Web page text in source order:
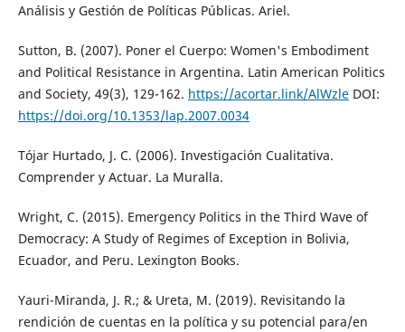
Análisis y Gestión de Políticas Públicas. Ariel.
Sutton, B. (2007). Poner el Cuerpo: Women's Embodiment
and Political Resistance in Argentina. Latin American Politics
and Society, 49(3), 129-162. https://acortar.link/AlWzleDOI:
https://doi.org/10.1353/lap.2007.0034
Tójar Hurtado, J. C. (2006). Investigación Cualitativa.
Comprender y Actuar. La Muralla.
Wright, C. (2015). Emergency Politics in the Third Wave of
Democracy: A Study of Regimes of Exception in Bolivia,
Ecuador, and Peru. Lexington Books.
Yauri-Miranda, J. R.; & Ureta, M. (2019). Revisitando la
rendición de cuentas en la política y su potencial para/en